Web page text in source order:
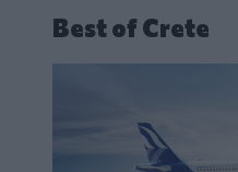
Best of Crete